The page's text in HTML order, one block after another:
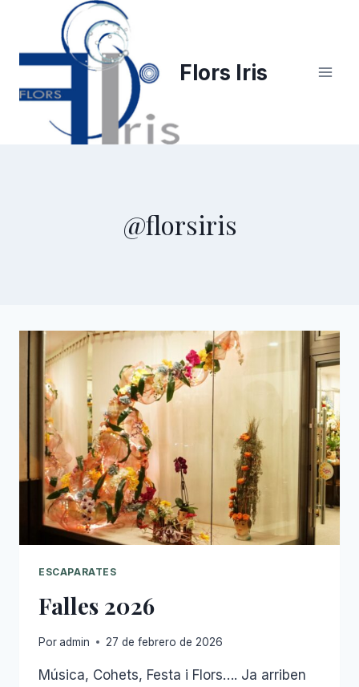
contenido
Flors Iris
@florsiris
ESCAPARATES
Falles 2026
Poradmin 27 de febrero de 2026
Música, Cohets, Festa i Flors…. Ja arriben